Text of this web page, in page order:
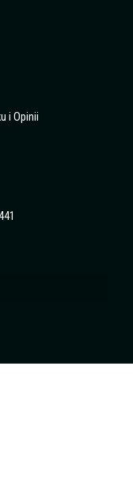
i Opinii